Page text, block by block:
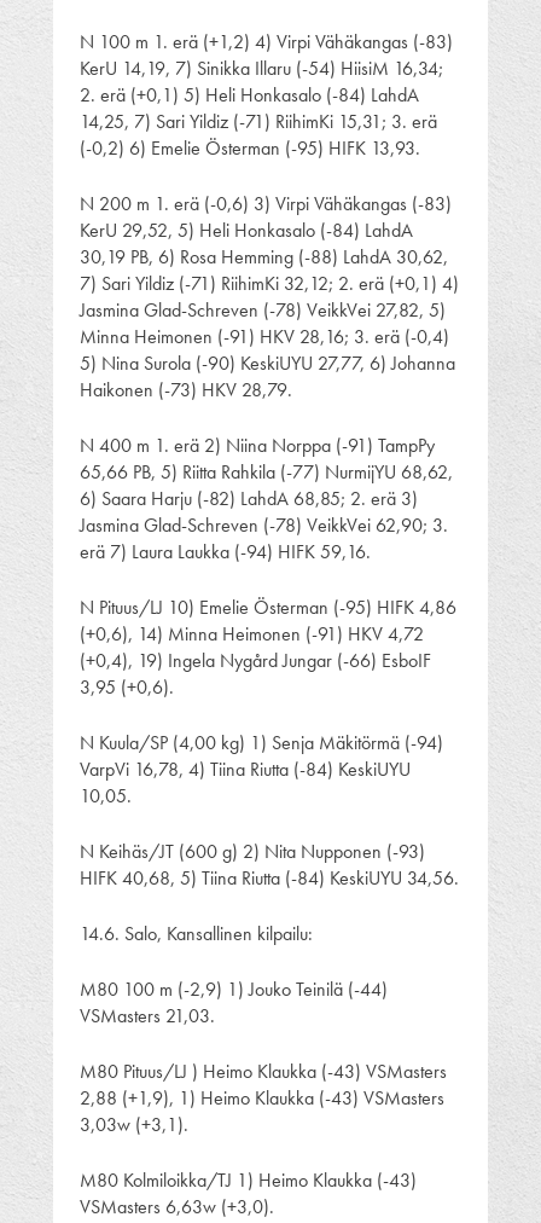
N 100 m 1. erä (+1,2) 4) Virpi Vähäkangas (-83)
KerU 14,19, 7) Sinikka Illaru (-54) HiisiM 16,34;
2. erä (+0,1) 5) Heli Honkasalo (-84) LahdA
14,25, 7) Sari Yildiz (-71) RiihimKi 15,31; 3. erä
(-0,2) 6) Emelie Österman (-95) HIFK 13,93.
N 200 m 1. erä (-0,6) 3) Virpi Vähäkangas (-83)
KerU 29,52, 5) Heli Honkasalo (-84) LahdA
30,19 PB, 6) Rosa Hemming (-88) LahdA 30,62,
7) Sari Yildiz (-71) RiihimKi 32,12; 2. erä (+0,1) 4)
Jasmina Glad-Schreven (-78) VeikkVei 27,82, 5)
Minna Heimonen (-91) HKV 28,16; 3. erä (-0,4)
5) Nina Surola (-90) KeskiUYU 27,77, 6) Johanna
Haikonen (-73) HKV 28,79.
N 400 m 1. erä 2) Niina Norppa (-91) TampPy
65,66 PB, 5) Riitta Rahkila (-77) NurmijYU 68,62,
6) Saara Harju (-82) LahdA 68,85; 2. erä 3)
Jasmina Glad-Schreven (-78) VeikkVei 62,90; 3.
erä 7) Laura Laukka (-94) HIFK 59,16.
N Pituus/LJ 10) Emelie Österman (-95) HIFK 4,86
(+0,6), 14) Minna Heimonen (-91) HKV 4,72
(+0,4), 19) Ingela Nygård Jungar (-66) EsboIF
3,95 (+0,6).
N Kuula/SP (4,00 kg) 1) Senja Mäkitörmä (-94)
VarpVi 16,78, 4) Tiina Riutta (-84) KeskiUYU
10,05.
N Keihäs/JT (600 g) 2) Nita Nupponen (-93)
HIFK 40,68, 5) Tiina Riutta (-84) KeskiUYU 34,56.
14.6. Salo, Kansallinen kilpailu:
M80 100 m (-2,9) 1) Jouko Teinilä (-44)
VSMasters 21,03.
M80 Pituus/LJ ) Heimo Klaukka (-43) VSMasters
2,88 (+1,9), 1) Heimo Klaukka (-43) VSMasters
3,03w (+3,1).
M80 Kolmiloikka/TJ 1) Heimo Klaukka (-43)
VSMasters 6,63w (+3,0).